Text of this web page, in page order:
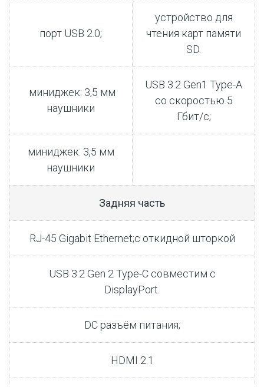
порт USB 2.0;
устройство для
чтения карт памяти
SD.
миниджек: 3,5 мм
наушники
USB 3.2 Gen1 Type-A
со скоростью 5
Гбит/с;
миниджек: 3,5 мм
наушники
Задняя часть
RJ-45 Gigabit Ethernet;с откидной шторкой
USB 3.2 Gen 2 Type-C совместим с
DisplayPort.
DC разъём питания;
HDMI 2.1